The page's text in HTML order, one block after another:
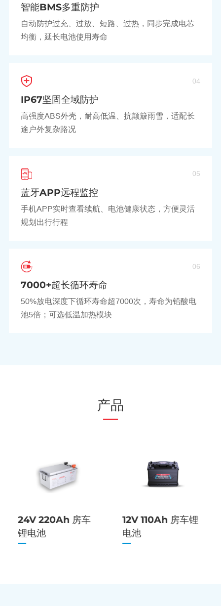
智能BMS多重防护
自动防护过充、过放、短路、过热，同步完成电芯
均衡，延长电池使用寿命
04
IP67坚固全域防护
高强度ABS外壳，耐高低温、抗颠簸雨雪，适配长
途户外复杂路况
05
蓝牙APP远程监控
手机APP实时查看续航、电池健康状态，方便灵活
规划出行行程
06
7000+超长循环寿命
50%放电深度下循环寿命超7000次，寿命为铅酸电
池5倍；可选低温加热模块
产品
24V 220Ah 房车
锂电池
12V 110Ah 房车锂
电池